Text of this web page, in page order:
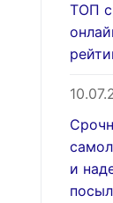
ТОП
и